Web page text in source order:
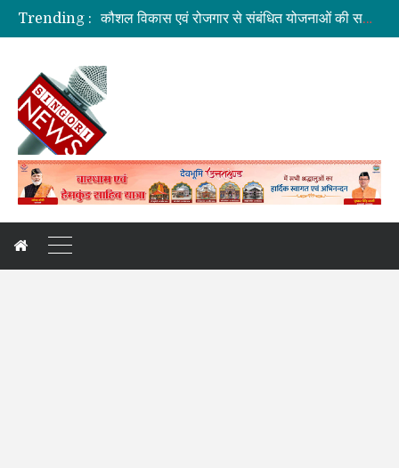
Trending :
जिलाधिकारी की अध्यक्षता में आयोजित हुई वन भूमि हस्तांतरण की बैठक
ग्रामीण महिलाओं को आर्थिक सशक्त बनाने पर जोर
दुःखदः वाहन दुर्घटनाग्रस्त, पांच की मौत